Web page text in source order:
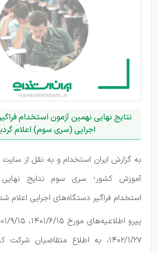
نتایج نهایی نهمین آزمون استخدام
اجرایی (سری سوم) اعلام
به گزارش ایران استخدام و به نقل از
آموزش کشور؛ سری سوم نتایج
استخدام فراگیر دستگاه‌های اجرایی اعلام
۱۴۰۲/۱/۲۷، به اطلاع متقاضیان